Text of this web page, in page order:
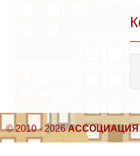
© 2010 - 2026